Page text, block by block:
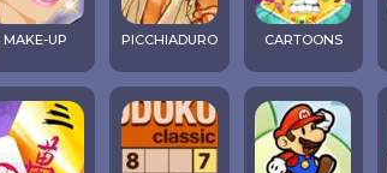
MAKE-UP PICCHIADURO CARTOONS